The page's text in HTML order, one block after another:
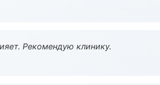
Рекомендую клинику.